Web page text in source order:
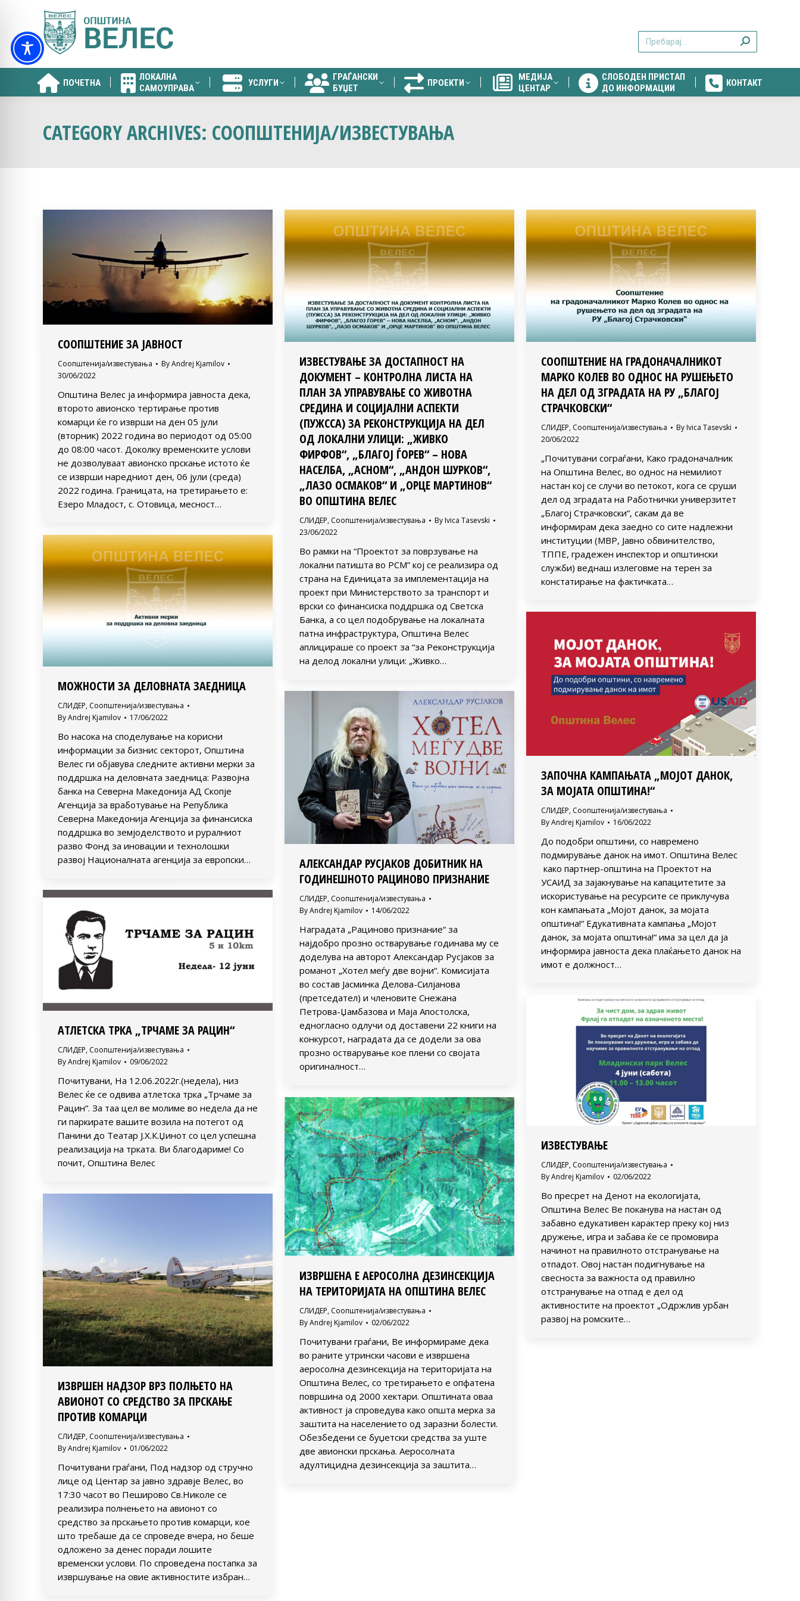
ПОЧЕТНА
ЛОКАЛНА
САМОУПРАВА
УСЛУГИ
ГРАЃАНСКИ
БУЏЕТ
ПРОЕКТИ
МЕДИЈА
ЦЕНТАР
СЛОБОДЕН ПРИСТАП
ДО ИНФОРМАЦИИ
КОНТАКТ
CATEGORY ARCHIVES: СООПШТЕНИЈА/ИЗВЕСТУВАЊА
СООПШТЕНИЕ ЗА ЈАВНОСТ
Соопштенија/известувања ByAndrej Kjamilov
30/06/2022
Општина Велес ја информира јавноста дека,
второто авионско тертирање против
комарци ќе го изврши на ден 05 јули
(вторник) 2022 година во периодот од 05:00
до 08:00 часот. Доколку временските услови
не дозволуваат авионско прскање истото ќе
се изврши наредниот ден, 06 јули (среда)
2022 година. Границата, на третирањето е:
Езеро Младост, с. Отовица, месност…
ИЗВЕСТУВАЊЕ ЗА ДОСТАПНОСТ НА
ДОКУМЕНТ – КОНТРОЛНА ЛИСТА НА
ПЛАН ЗА УПРАВУВАЊЕ СО ЖИВОТНА
СРЕДИНА И СОЦИЈАЛНИ АСПЕКТИ
(ПУЖССА) ЗА РЕКОНСТРУКЦИЈА НА ДЕЛ
ОД ЛОКАЛНИ УЛИЦИ: „ЖИВКО
ФИРФОВ“, „БЛАГОЈ ЃОРЕВ“ – НОВА
НАСЕЛБА, „АСНОМ“, „АНДОН ШУРКОВ“,
„ЛАЗО ОСМАКОВ“ И „ОРЦЕ МАРТИНОВ“
ВО ОПШТИНА ВЕЛЕС
СЛИДЕР, Соопштенија/известувања By Ivica Tasevski
23/06/2022
Во рамки на “Проектот за поврзување на
локални патишта во РСМ” кој се реализира од
страна на Единицата за имплементација на
проект при Министерството за транспорт и
врски со финансиска поддршка од Светска
Банка, а со цел подобрување на локалната
патна инфраструктура, Општина Велес
аплицираше со проект за “за Реконструкција
на делод локални улици: „Живко…
СООПШТЕНИЕ НА ГРАДОНАЧАЛНИКОТ
МАРКО КОЛЕВ ВО ОДНОС НА РУШЕЊЕТО
НА ДЕЛ ОД ЗГРАДАТА НА РУ „БЛАГОЈ
СТРАЧКОВСКИ“
СЛИДЕР, Соопштенија/известувања By Ivica Tasevski
20/06/2022
„Почитувани сограѓани, Како градоначалник
на Општина Велес, во однос на немилиот
настан кој се случи во петокот, кога се сруши
дел од зградата на Работнички универзитет
„Благој Страчковски“, сакам да ве
информирам дека заедно со сите надлежни
институции (МВР, Јавно обвинителство,
ТППЕ, градежен инспектор и општински
служби) веднаш излеговме на терен за
констатирање на фактичката…
MOЖНОСТИ ЗА ДЕЛОВНАТА ЗАЕДНИЦА
СЛИДЕР, Соопштенија/известувања
ByAndrej Kjamilov 17/06/2022
Во насока на споделување на корисни
информации за бизнис секторот, Општина
Велес ги објавува следните активни мерки за
поддршка на деловната заедница: Развојна
банка на Северна Македонија АД Скопје
Aгенција за вработување на Република
Северна Македонија Агенција за финансиска
поддршка во земјоделството и руралниот
разво Фонд за иновации и технолошки
развој Националната агенција за европски…
ЗАПОЧНА КАМПАЊАТА „МОЈОТ ДАНОК,
ЗА МОЈАТА ОПШТИНА!“
СЛИДЕР, Соопштенија/известувања
ByAndrej Kjamilov 16/06/2022
До подобри општини, со навремено
подмирување данок на имот. Општина Велес
како партнер-општина на Проектот на
УСАИД за зајакнување на капацитетите за
искористување на ресурсите се приклучува
кон кампањата „Мојот данок, за мојата
општина!“ Едукативната кампања „Мојот
данок, за мојата општина!“ има за цел да ја
информира јавноста дека плаќањето данок на
имот е должност…
АЛЕКСАНДАР РУСЈАКОВ ДОБИТНИК НА
ГОДИНЕШНОТО РАЦИНОВО ПРИЗНАНИЕ
СЛИДЕР, Соопштенија/известувања
ByAndrej Kjamilov 14/06/2022
Наградата „Рациново признание“ за
најдобро прозно остварување годинава му се
доделува на авторот Александар Русјаков за
романот „Хотел меѓу две војни“. Комисијата
во состав Јасминка Делова-Силјанова
(претседател) и членовите Снежана
Петрова-Џамбазова и Маја Апостолска,
едногласно одлучи од доставени 22 книги на
конкурсот, наградата да се додели за ова
прозно остварување кое плени со својата
оригиналност…
AТЛЕТСКА ТРКА „ТРЧАМЕ ЗА РАЦИН“
СЛИДЕР, Соопштенија/известувања
ByAndrej Kjamilov 09/06/2022
Почитувани, На 12.06.2022г.(недела), низ
Велес ќе се одвива атлетска трка „Трчаме за
Рацин“. За таа цел ве молиме во недела да не
ги паркирате вашите возила на потегот од
Панини до Театар Ј.Х.К.Џинот со цел успешна
реализација на трката. Ви благодариме! Со
почит, Општина Велес
ИЗВЕСТУВАЊЕ
СЛИДЕР, Соопштенија/известувања
ByAndrej Kjamilov 02/06/2022
Во пресрет на Денот на екологијата,
Општина Велес Ве поканува на настан од
забавно едукативен карактер преку кој низ
дружење, игра и забава ќе се промовира
начинот на правилното отстранување на
отпадот. Овој настан подигнување на
свесноста за важноста од правилно
отстранување на отпад е дел од
активностите на проектот „Одржлив урбан
развој на ромските…
ИЗВРШЕНА Е АЕРОСОЛНА ДЕЗИНСЕКЦИЈА
НА ТЕРИТОРИЈАТА НА ОПШТИНА ВЕЛЕС
СЛИДЕР, Соопштенија/известувања
ByAndrej Kjamilov 02/06/2022
Почитувани граѓани, Ве информираме дека
во раните утрински часови е извршена
аеросолна дезинсекција на територијата на
Општина Велес, со третирањето е опфатена
површина од 2000 хектари. Општината оваа
активност ја спроведува како општа мерка за
заштита на населението од заразни болести.
Обезбедени се буџетски средства за уште
две авионски прскања. Аеросолната
адултицидна дезинсекција за заштита…
ИЗВРШЕН НАДЗОР ВРЗ ПОЛЊЕТО НА
АВИОНОТ СО СРЕДСТВО ЗА ПРСКАЊЕ
ПРОТИВ КОМАРЦИ
СЛИДЕР, Соопштенија/известувања
ByAndrej Kjamilov 01/06/2022
Почитувани граѓани, Под надзор од стручно
лице од Центар за јавно здравје Велес, во
17:30 часот во Пеширово Св.Николе се
реализира полнењето на авионот со
средство за прскањето против комарци, кое
што требаше да се спроведе вчера, но беше
одложено за денес поради лошите
временски услови. По спроведена постапка за
извршување на овие активностите избран…
ПОЧЕТНА